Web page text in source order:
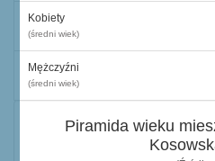
Kobiety
(średni wiek)
Mężczyźni
(średni wiek)
Piramida wieku